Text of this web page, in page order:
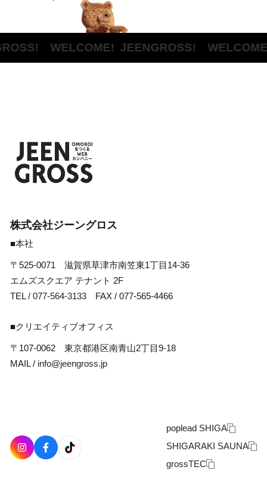
WELCOME!JEENGROSS! WELCOME!
poplead SHIGA
SHIGARAKI SAUNA
grossTEC
株式会社ジーングロス
■本社
〒525-0071 滋賀県草津市南笠東1丁目14-36
エムズスクエア テナント 2F
TEL / 077-564-3133 FAX / 077-565-4466
■クリエイティブオフィス
〒107-0062 東京都港区南青山2丁目9-18
MAIL / info@jeengross.jp